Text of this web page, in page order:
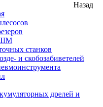
Назад
станков
и скобозабиветелей
дрелей и